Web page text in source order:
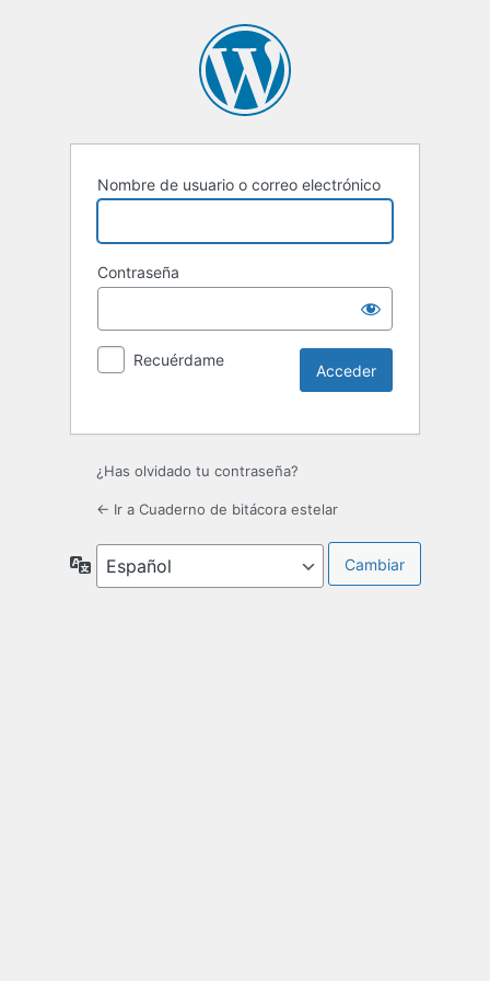
Nombre de usuario o correo electrónico
Contraseña
Recuérdame
¿Has olvidado tu contraseña?
← Ir a Cuaderno de bitácora estelar
Idioma